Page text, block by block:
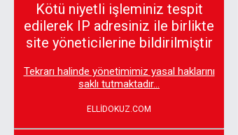
Kötü niyetli işleminiz tespit
edilerek IP adresiniz ile birlikte
site yöneticilerine bildirilmiştir
Tekrarı halinde yönetimimiz yasal haklarını
saklı tutmaktadır...
ELLİDOKUZ.COM